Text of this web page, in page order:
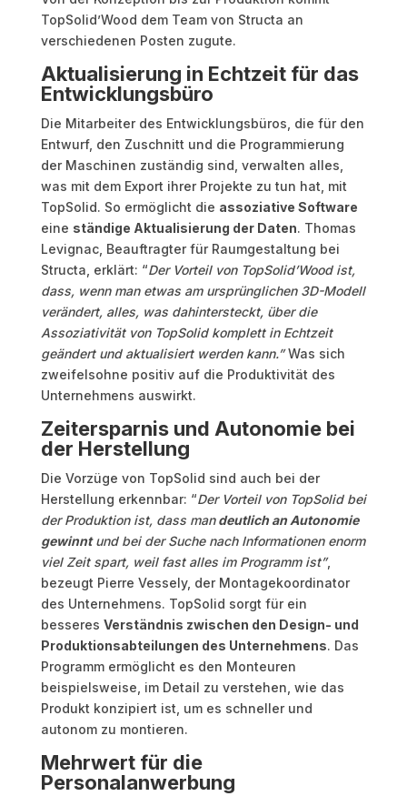
TopSolid’Wood dem Team von Structa an
verschiedenen Posten zugute.
Aktualisierung in Echtzeit für das
Entwicklungsbüro
Die Mitarbeiter des Entwicklungsbüros, die für den
Entwurf, den Zuschnitt und die Programmierung
der Maschinen zuständig sind, verwalten alles,
was mit dem Export ihrer Projekte zu tun hat, mit
TopSolid. So ermöglicht die assoziative Software
eine ständige Aktualisierung der Daten. Thomas
Levignac, Beauftragter für Raumgestaltung bei
Structa, erklärt: “Der Vorteil von TopSolid’Wood ist,
dass, wenn man etwas am ursprünglichen 3D-Modell
verändert, alles, was dahintersteckt, über die
Assoziativität von TopSolid komplett in Echtzeit
geändert und aktualisiert werden kann.”Was sich
zweifelsohne positiv auf die Produktivität des
Unternehmens auswirkt.
Zeitersparnis und Autonomie bei
der Herstellung
Die Vorzüge von TopSolid sind auch bei der
Herstellung erkennbar: “Der Vorteil von TopSolid bei
der Produktion ist, dass mandeutlich an Autonomie
gewinntund bei der Suche nach Informationen enorm
viel Zeit spart, weil fast alles im Programm ist”,
bezeugt Pierre Vessely, der Montagekoordinator
des Unternehmens. TopSolid sorgt für ein
besseres Verständnis zwischen den Design- und
Produktionsabteilungen des Unternehmens. Das
Programm ermöglicht es den Monteuren
beispielsweise, im Detail zu verstehen, wie das
Produkt konzipiert ist, um es schneller und
autonom zu montieren.
Mehrwert für die
Personalanwerbung